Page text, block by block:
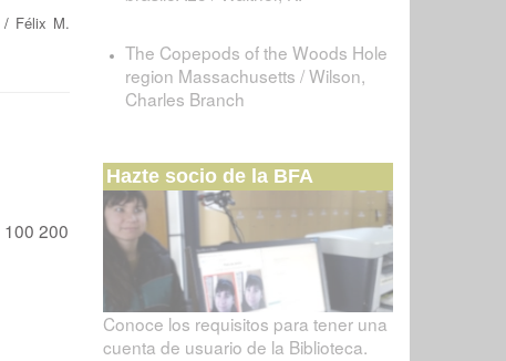
/ Félix M.
100 200
The Copepods of the Woods Hole
region Massachusetts / Wilson,
Charles Branch
Hazte socio de la BFA
Conoce los requisitos para tener una
cuenta de usuario de la Biblioteca.